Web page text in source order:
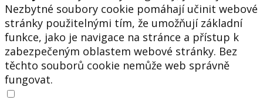
Nezbytné soubory cookie pomáhají učinit webové
stránky použitelnými tím, že umožňují základní
funkce, jako je navigace na stránce a přístup k
zabezpečeným oblastem webové stránky. Bez
těchto souborů cookie nemůže web správně
fungovat.